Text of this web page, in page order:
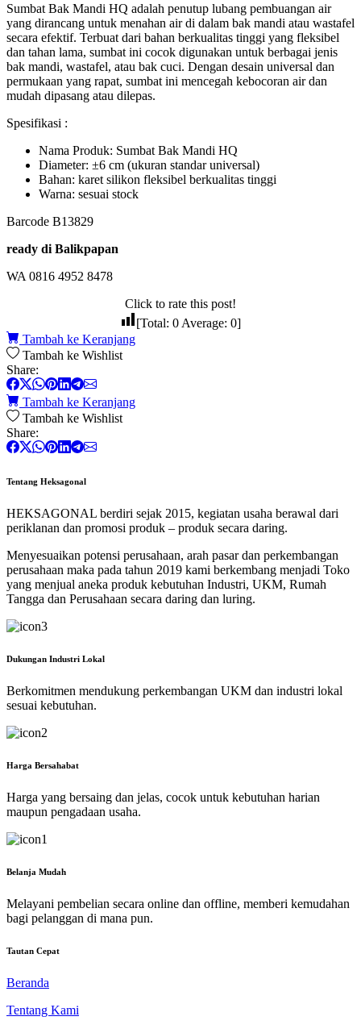
Sumbat Bak Mandi HQ adalah penutup lubang pembuangan air
yang dirancang untuk menahan air di dalam bak mandi atau wastafel
secara efektif. Terbuat dari bahan berkualitas tinggi yang fleksibel
dan tahan lama, sumbat ini cocok digunakan untuk berbagai jenis
bak mandi, wastafel, atau bak cuci. Dengan desain universal dan
permukaan yang rapat, sumbat ini mencegah kebocoran air dan
mudah dipasang atau dilepas.
Spesifikasi :
Nama Produk: Sumbat Bak Mandi HQ
Diameter: ±6 cm (ukuran standar universal)
Bahan: karet silikon fleksibel berkualitas tinggi
Warna: sesuai stock
Barcode B13829
ready di Balikpapan
WA 0816 4952 8478
Click to rate this post!
[Total: 0 Average: 0]
Tambah ke Keranjang
Tambah ke Wishlist
Share:
Tambah ke Keranjang
Tambah ke Wishlist
Share:
Tentang Heksagonal
HEKSAGONAL berdiri sejak 2015, kegiatan usaha berawal dari
periklanan dan promosi produk – produk secara daring.
Menyesuaikan potensi perusahaan, arah pasar dan perkembangan
perusahaan maka pada tahun 2019 kami berkembang menjadi Toko
yang menjual aneka produk kebutuhan Industri, UKM, Rumah
Tangga dan Perusahaan secara daring dan luring.
Dukungan Industri Lokal
Berkomitmen mendukung perkembangan UKM dan industri lokal
sesuai kebutuhan.
Harga Bersahabat
Harga yang bersaing dan jelas, cocok untuk kebutuhan harian
maupun pengadaan usaha.
Belanja Mudah
Melayani pembelian secara online dan offline, memberi kemudahan
bagi pelanggan di mana pun.
Tautan Cepat
Beranda
Tentang Kami